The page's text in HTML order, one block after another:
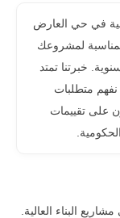
في حي العارض
لمشروعك
خبرتنا تمتد
نفهم متطلبات
على تقييمات
البناء العالية.